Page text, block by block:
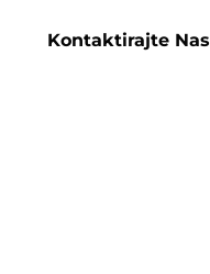
Kontaktirajte Nas